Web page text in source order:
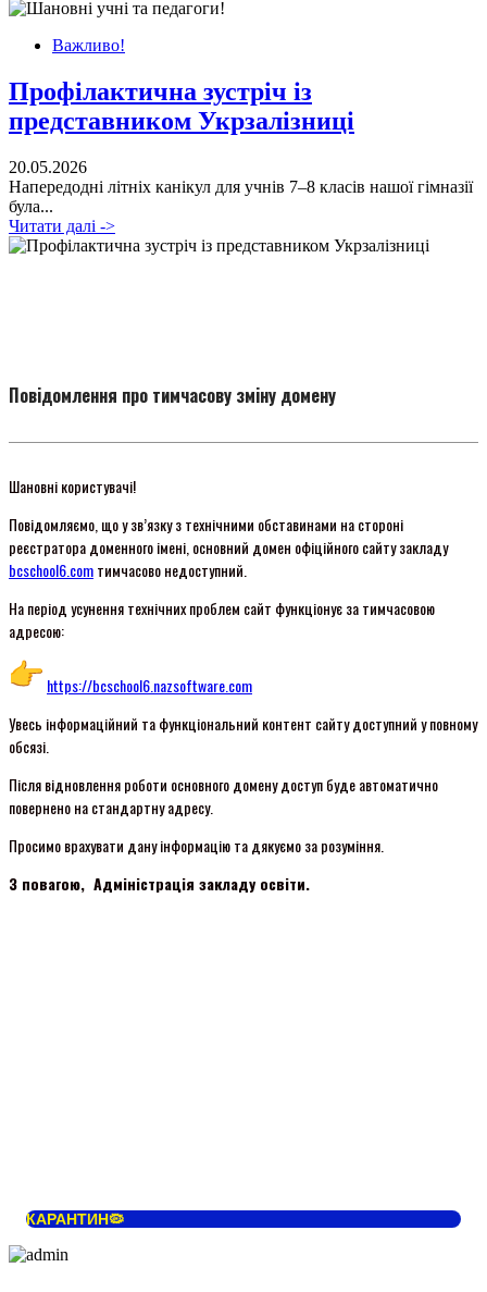
Важливо!
Профілактична зустріч із
представником Укрзалізниці
20.05.2026
Напередодні літніх канікул для учнів 7–8 класів нашої гімназії
була...
Читати далі ->
Повідомлення про тимчасову зміну домену
Шановні користувачі!
Повідомляємо, що у зв’язку з технічними обставинами на стороні
реєстратора доменного імені, основний домен офіційного сайту закладу
bcschool6.comтимчасово недоступний.
На період усунення технічних проблем сайт функціонує за тимчасовою
адресою:
https://bcschool6.nazsoftware.com
Увесь інформаційний та функціональний контент сайту доступний у повному
обсязі.
Після відновлення роботи основного домену доступ буде автоматично
повернено на стандартну адресу.
Просимо врахувати дану інформацію та дякуємо за розуміння.
З повагою, Адміністрація закладу освіти.
КАРАНТИН🦠